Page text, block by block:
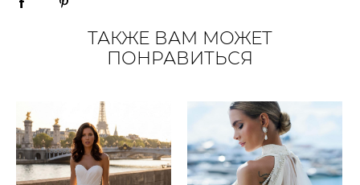
ТАКЖЕ ВАМ МОЖЕТ
ПОНРАВИТЬСЯ